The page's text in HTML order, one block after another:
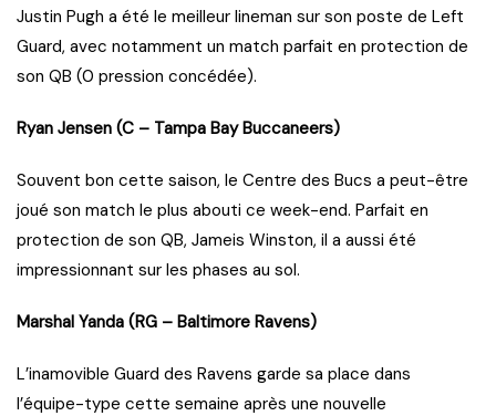
Justin Pugh a été le meilleur lineman sur son poste de Left
Guard, avec notamment un match parfait en protection de
son QB (0 pression concédée).
Ryan Jensen (C – Tampa Bay Buccaneers)
Souvent bon cette saison, le Centre des Bucs a peut-être
joué son match le plus abouti ce week-end. Parfait en
protection de son QB, Jameis Winston, il a aussi été
impressionnant sur les phases au sol.
Marshal Yanda (RG – Baltimore Ravens)
L’inamovible Guard des Ravens garde sa place dans
l’équipe-type cette semaine après une nouvelle